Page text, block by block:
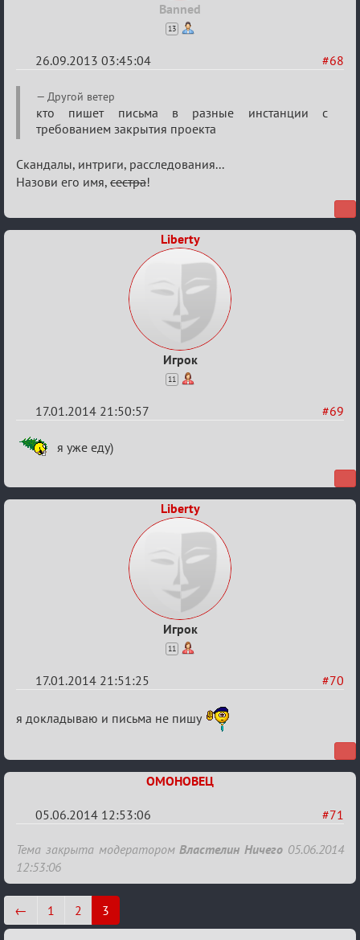
Banned
13
#68
26.09.2013 03:45:04
Re:
Годовщина
2013
Другой ветер
кто пишет письма в разные инстанции с
требованием закрытия проекта
Скандалы, интриги, расследования...
Назови его имя, сестра!
Liberty
Игрок
11
#69
17.01.2014 21:50:57
Re:
2013
я уже еду)
Liberty
Игрок
11
#70
17.01.2014 21:51:25
Re:
2013
я докладываю и письма не пишу
ОМОНОВЕЦ
#71
05.06.2014 12:53:06
Re:
Годовщина
2013
Тема закрыта модераторомВластелин Ничего 05.06.2014
12:53:06
← 1 2 3